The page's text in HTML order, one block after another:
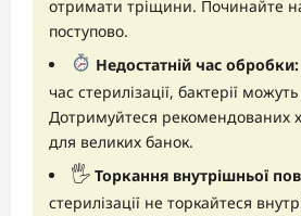
отримати тріщини. Починайте
поступово.
Недостатній час обробки:
час стерилізації, бактерії
Дотримуйтеся рекомендованих
для великих банок.
🖐️ Торкання внутрішньої
стерилізації не торкайтеся